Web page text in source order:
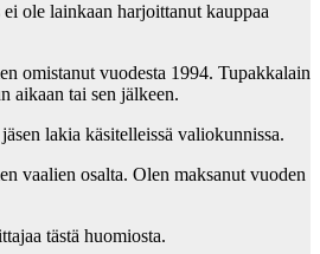
ole lainkaan harjoittanut kauppaa
omistanut vuodesta 1994. Tupakkalain
aikaan tai sen jälkeen.
lakia käsitelleissä valiokunnissa.
vaalien osalta. Olen maksanut vuoden
tästä huomiosta.